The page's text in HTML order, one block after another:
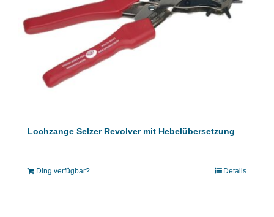
Lochzange Selzer Revolver mit Hebelübersetzung
Ding verfügbar? Details